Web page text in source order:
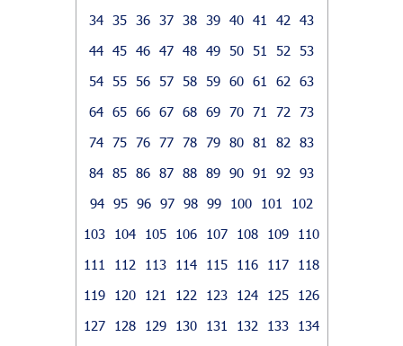
34 35 36 37 38 39 40 41 42
43
44 45 46 47 48 49 50 51 52
53
54 55 56 57 58 59 60 61 62
63
64 65 66 67 68 69 70 71 72
73
74 75 76 77 78 79 80 81 82
83
84 85 86 87 88 89 90 91 92
93
94 95 96 97 98 99 100 101
102
103
104 105 106 107 108 109
110
111
112 113 114 115 116 117
118
119
120 121 122 123 124 125
126
127
128 129 130 131 132 133
134